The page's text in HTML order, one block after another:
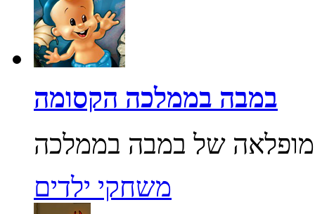
במבה בממלכה הקסומה
משחקי ילדים